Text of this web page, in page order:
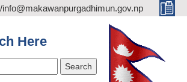
Here